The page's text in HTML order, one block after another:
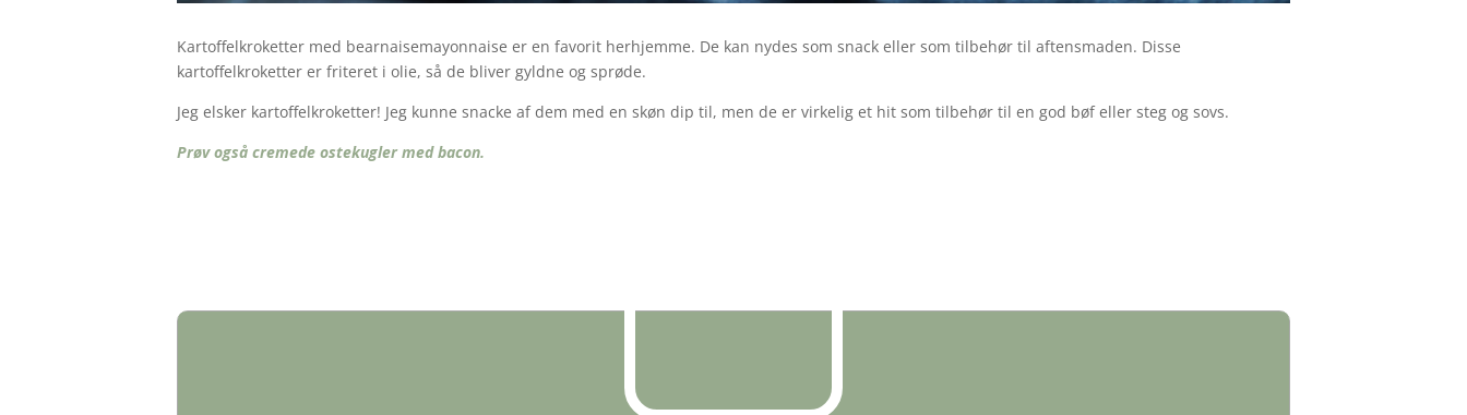
Kartoffelkroketter med bearnaisemayonnaise er en favorit herhjemme. De kan nydes som snack eller som tilbehør til aftensmaden. Disse
kartoffelkroketter er friteret i olie, så de bliver gyldne og sprøde.
Jeg elsker kartoffelkroketter! Jeg kunne snacke af dem med en skøn dip til, men de er virkelig et hit som tilbehør til en god bøf eller steg og sovs.
Prøv også cremede ostekugler med bacon.